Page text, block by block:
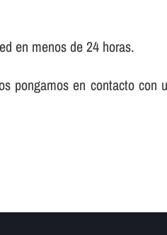
en menos de 24 horas.
pongamos en contacto